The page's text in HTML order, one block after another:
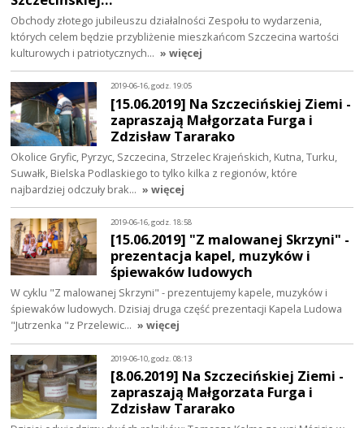
Obchody złotego jubileuszu działalności Zespołu to wydarzenia,
których celem będzie przybliżenie mieszkańcom Szczecina wartości
kulturowych i patriotycznych… » więcej
2019-06-16, godz. 19:05
[15.06.2019] Na Szczecińskiej Ziemi -
zapraszają Małgorzata Furga i
Zdzisław Tararako
Okolice Gryfic, Pyrzyc, Szczecina, Strzelec Krajeńskich, Kutna, Turku,
Suwałk, Bielska Podlaskiego to tylko kilka z regionów, które
najbardziej odczuły brak… » więcej
2019-06-16, godz. 18:58
[15.06.2019] "Z malowanej Skrzyni" -
prezentacja kapel, muzyków i
śpiewaków ludowych
W cyklu "Z malowanej Skrzyni" - prezentujemy kapele, muzyków i
śpiewaków ludowych. Dzisiaj druga część prezentacji Kapela Ludowa
"Jutrzenka "z Przelewic… » więcej
2019-06-10, godz. 08:13
[8.06.2019] Na Szczecińskiej Ziemi -
zapraszają Małgorzata Furga i
Zdzisław Tararako